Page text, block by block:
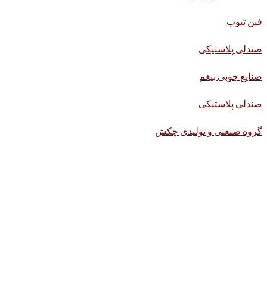
فین تیوب
صندلی پلاستیکی
صنایع چوبی بیغم
صندلی پلاستیکی
گروه صنعتی و تولیدی چکش